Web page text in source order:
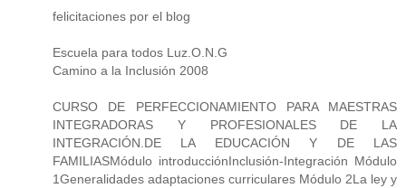
felicitaciones por el blog
Escuela para todos Luz.O.N.G
Camino a la Inclusión 2008
CURSO DE PERFECCIONAMIENTO PARA MAESTRAS
INTEGRADORAS Y PROFESIONALES DE LA
INTEGRACIÓN.DE LA EDUCACIÓN Y DE LAS
FAMILIASMódulo introducciónInclusión-Integración Módulo
1Generalidades adaptaciones curriculares Módulo 2La ley y